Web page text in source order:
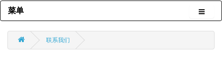
菜单
联系我们